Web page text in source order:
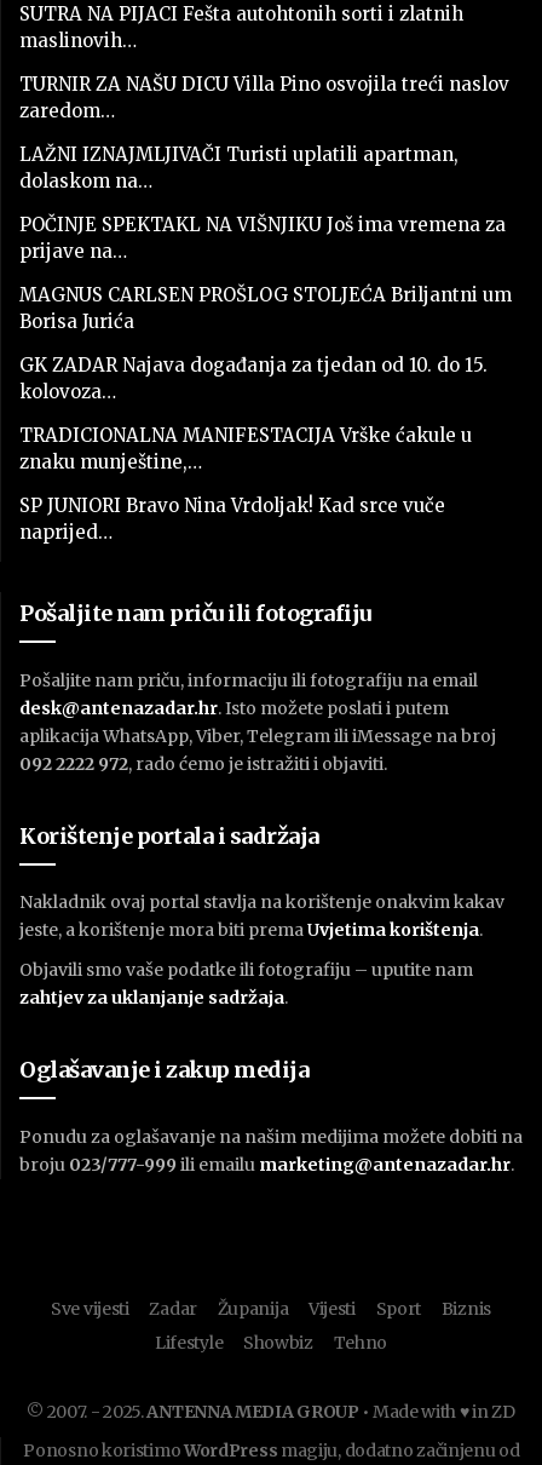
SUTRA NA PIJACI Fešta autohtonih sorti i zlatnih
maslinovih…
TURNIR ZA NAŠU DICU Villa Pino osvojila treći naslov
zaredom…
LAŽNI IZNAJMLJIVAČI Turisti uplatili apartman,
dolaskom na…
POČINJE SPEKTAKL NA VIŠNJIKU Još ima vremena za
prijave na…
MAGNUS CARLSEN PROŠLOG STOLJEĆA Briljantni um
Borisa Jurića
GK ZADAR Najava događanja za tjedan od 10. do 15.
kolovoza…
TRADICIONALNA MANIFESTACIJA Vrške ćakule u
znaku munještine,…
SP JUNIORI Bravo Nina Vrdoljak! Kad srce vuče
naprijed…
Pošaljite nam priču ili fotografiju
Pošaljite nam priču, informaciju ili fotografiju na email
desk@antenazadar.hr. Isto možete poslati i putem
aplikacija WhatsApp, Viber, Telegram ili iMessage na broj
092 2222 972, rado ćemo je istražiti i objaviti.
Korištenje portala i sadržaja
Nakladnik ovaj portal stavlja na korištenje onakvim kakav
jeste, a korištenje mora biti premaUvjetima korištenja.
Objavili smo vaše podatke ili fotografiju – uputite nam
zahtjev za uklanjanje sadržaja.
Oglašavanje i zakup medija
Ponudu za oglašavanje na našim medijima možete dobiti na
broju 023/777-999 ili emailu marketing@antenazadar.hr.
Sve vijesti Zadar Županija Vijesti Sport
Biznis
Lifestyle
Showbiz Tehno
© 2007. - 2025.ANTENNA MEDIA GROUP • Made with ♥ in ZD
Ponosno koristimoWordPress magiju, dodatno začinjenu od